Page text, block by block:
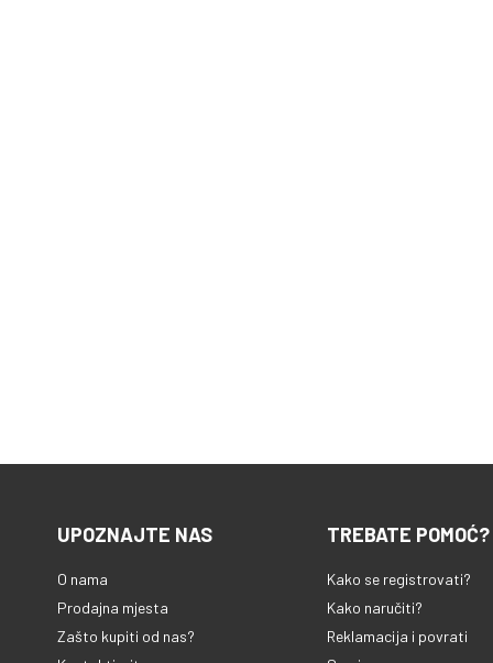
UPOZNAJTE NAS
O nama
Prodajna mjesta
Zašto kupiti od nas?
TREBATE POMOĆ?
Kako se registrovati?
Kako naručiti?
Reklamacija i povrati